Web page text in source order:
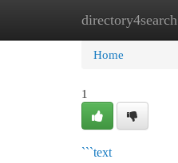
directory4search
Home
Home
1
```text